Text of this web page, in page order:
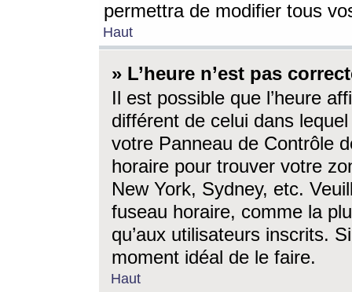
permettra de modifier tous
Haut
» L’heure n’est pas
Il est possible que l’heure
différent de celui dans
votre Panneau de Contrôle
horaire pour trouver votre
New York, Sydney, etc.
fuseau horaire, comme la
qu’aux utilisateurs inscrits.
moment idéal de le faire.
Haut